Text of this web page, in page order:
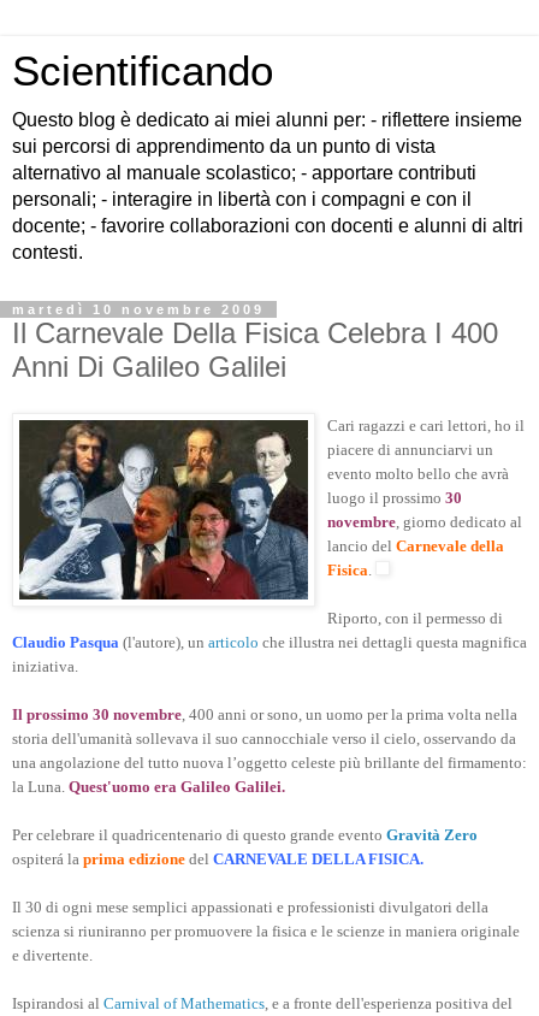
Scientificando
Questo blog è dedicato ai miei alunni per: - riflettere insieme
sui percorsi di apprendimento da un punto di vista
alternativo al manuale scolastico; - apportare contributi
personali; - interagire in libertà con i compagni e con il
docente; - favorire collaborazioni con docenti e alunni di altri
contesti.
martedì 10 novembre 2009
Il Carnevale Della Fisica Celebra I 400
Anni Di Galileo Galilei
Cari ragazzi e cari lettori, ho il
piacere di annunciarvi un
evento molto bello che avrà
luogo il prossimo 30
novembre , giorno dedicato al
lancio del Carnevale della
Fisica
Riporto, con il permesso di
Claudio Pasqua (l'autore), un articolo che illustra nei dettagli questa magnifica
iniziativa.
Il prossimo 30 novembre , 400 anni or sono, un uomo per la prima volta nella
storia dell'umanità sollevava il suo cannocchiale verso il cielo, osservando da
una angolazione del tutto nuova l’oggetto celeste più brillante del firmamento:
la Luna. Quest'uomo era Galileo Galilei.
Per celebrare il quadricentenario di questo grande evento Gravità Zero
ospiterá la prima edizione del CARNEVALE DELLA FISICA.
Il 30 di ogni mese semplici appassionati e professionisti divulgatori della
scienza si riuniranno per promuovere la fisica e le scienze in maniera originale
e divertente.
Ispirandosi al Carnival of Mathematics , e a fronte dell'esperienza positiva del